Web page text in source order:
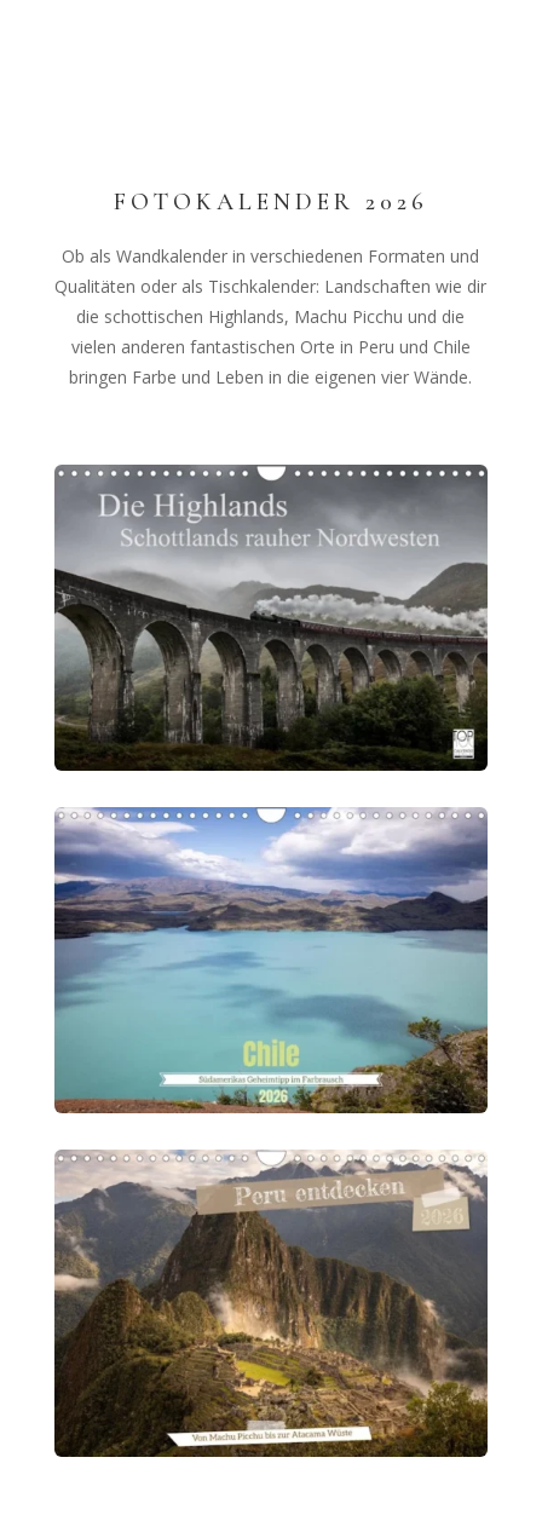
FOTOKALENDER 2026
Ob als Wandkalender in verschiedenen Formaten und
Qualitäten oder als Tischkalender: Landschaften wie dir
die schottischen Highlands, Machu Picchu und die
vielen anderen fantastischen Orte in Peru und Chile
bringen Farbe und Leben in die eigenen vier Wände.